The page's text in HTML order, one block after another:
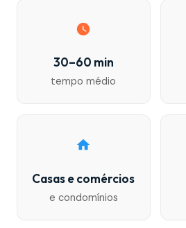
30–60 min
tempo médio
Casas e comércios
e condomínios